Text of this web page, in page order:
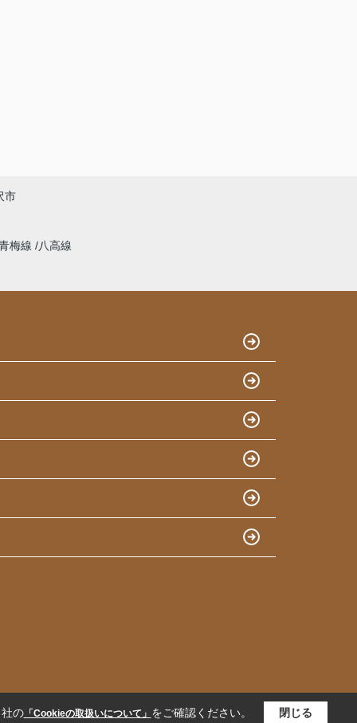
市
梅線 八高線
の「Cookieの取扱いについて」 をご確認ください。 閉じる